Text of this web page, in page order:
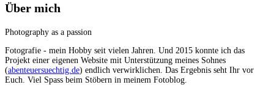
Über mich
Photography as a passion
Fotografie - mein Hobby seit vielen Jahren. Und 2015 konnte ich das
Projekt einer eigenen Website mit Unterstützung meines Sohnes
(abenteuersuechtig.de) endlich verwirklichen. Das Ergebnis seht Ihr vor
Euch. Viel Spass beim Stöbern in meinem Fotoblog.